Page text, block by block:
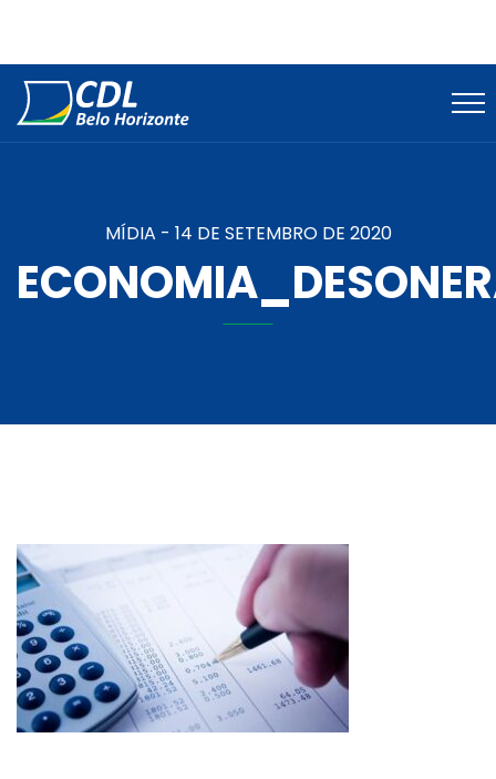
MÍDIA - 14 DE SETEMBRO DE 2020